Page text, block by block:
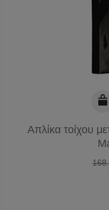
Απλίκα τοίχου